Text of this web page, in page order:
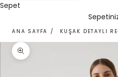
Sepet
ANA SAYFA / KUŞAK DETAYLI
Yakınlaştır